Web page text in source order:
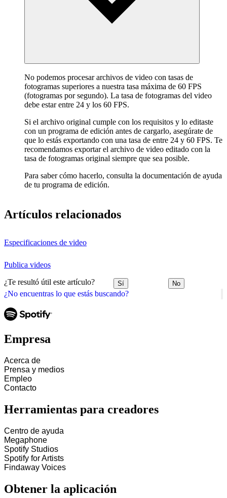
¿No encuentras lo que estás buscando?
No podemos procesar archivos de video con tasas de
fotogramas superiores a nuestra tasa máxima de 60 FPS
(fotogramas por segundo). La tasa de fotogramas del video
debe estar entre 24 y los 60 FPS.
Si el archivo original cumple con los requisitos y lo editaste
con un programa de edición antes de cargarlo, asegúrate de
que lo estás exportando con una tasa de entre 24 y 60 FPS. Te
recomendamos exportar el archivo de video editado con la
tasa de fotogramas original siempre que sea posible.
Para saber cómo hacerlo, consulta la documentación de ayuda
de tu programa de edición.
Artículos relacionados
Especificaciones de video
Publica videos
¿Te resultó útil este artículo? Sí No
Empresa
Acerca de
Prensa y medios
Empleo
Contacto
Herramientas para creadores
Centro de ayuda
Megaphone
Spotify Studios
Spotify for Artists
Findaway Voices
Obtener la aplicación